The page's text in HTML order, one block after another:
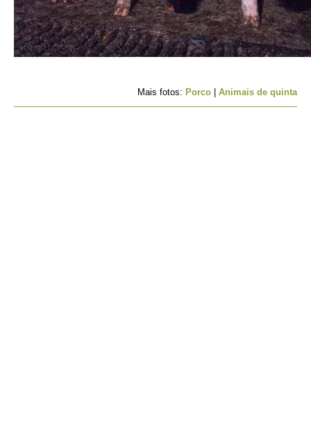
Mais fotos: Porco Animais de quinta